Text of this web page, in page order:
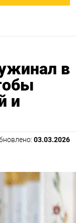
в
и
03.03.2026